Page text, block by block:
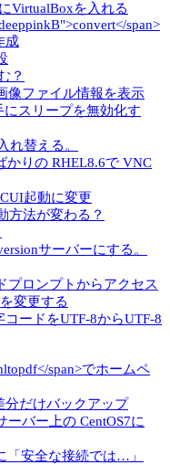
VirtualBoxを入れる
span>
成
？
像ファイル情報を表示
にスリープを無効化す
れ替える。
かりの RHEL8.6で VNC
起動に変更
方法が変わる？
サーバーにする。
プロンプトからアクセス
変更する
ードをUTF-8からUTF-8
span>でホームペ
分だけバックアップ
ーバー上の CentOS7に
「安全な接続では…」